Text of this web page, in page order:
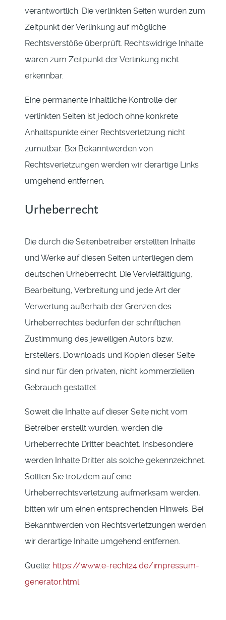
verantwortlich. Die verlinkten Seiten wurden zum
Zeitpunkt der Verlinkung auf mögliche
Rechtsverstöße überprüft. Rechtswidrige Inhalte
waren zum Zeitpunkt der Verlinkung nicht
erkennbar.
Eine permanente inhaltliche Kontrolle der
verlinkten Seiten ist jedoch ohne konkrete
Anhaltspunkte einer Rechtsverletzung nicht
zumutbar. Bei Bekanntwerden von
Rechtsverletzungen werden wir derartige Links
umgehend entfernen.
Urheberrecht
Die durch die Seitenbetreiber erstellten Inhalte
und Werke auf diesen Seiten unterliegen dem
deutschen Urheberrecht. Die Vervielfältigung,
Bearbeitung, Verbreitung und jede Art der
Verwertung außerhalb der Grenzen des
Urheberrechtes bedürfen der schriftlichen
Zustimmung des jeweiligen Autors bzw.
Erstellers. Downloads und Kopien dieser Seite
sind nur für den privaten, nicht kommerziellen
Gebrauch gestattet.
Soweit die Inhalte auf dieser Seite nicht vom
Betreiber erstellt wurden, werden die
Urheberrechte Dritter beachtet. Insbesondere
werden Inhalte Dritter als solche gekennzeichnet.
Sollten Sie trotzdem auf eine
Urheberrechtsverletzung aufmerksam werden,
bitten wir um einen entsprechenden Hinweis. Bei
Bekanntwerden von Rechtsverletzungen werden
wir derartige Inhalte umgehend entfernen.
Quelle: https://www.e-recht24.de/impressum-
generator.html